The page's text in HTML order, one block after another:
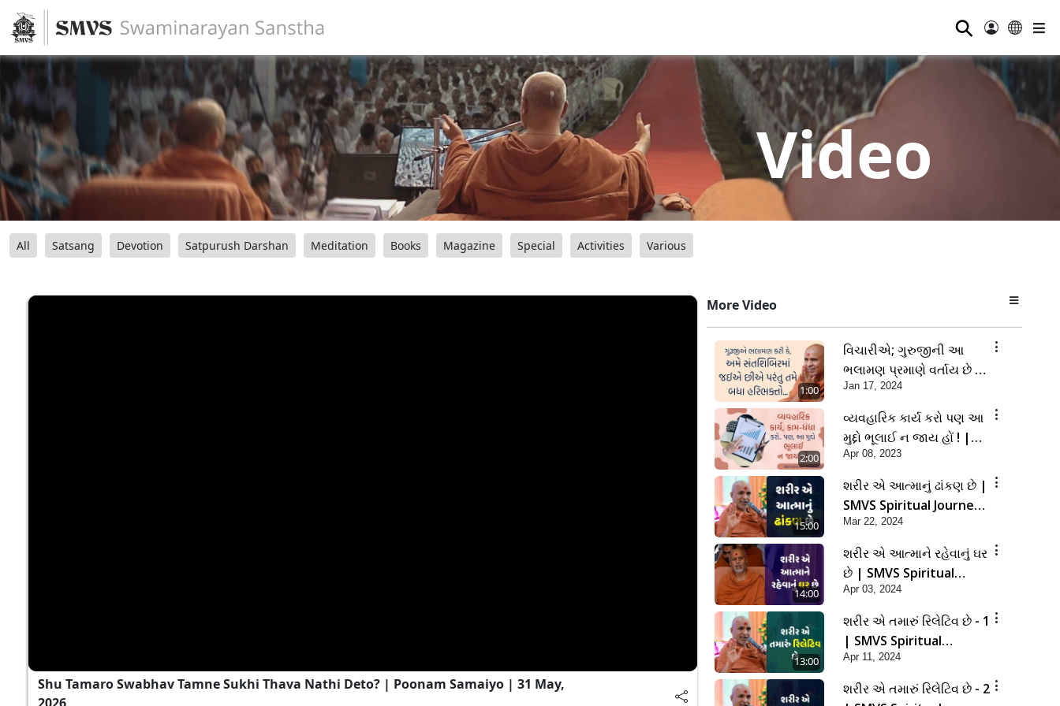
⚲
Video
All Satsang Devotion Satpurush Darshan Meditation Books Magazine Special Activities Various
Shu Tamaro Swabhav Tamne Sukhi Thava Nathi Deto? | Poonam Samaiyo | 31 May,
More Video
1:00
વિચારીએ; ગુરુજીની આ
ભલામણ પ્રમાણે વર્તાય છે ?
| SMVS Spiritual
Journey
Jan 17, 2024
2:00
વ્યવહારિક કાર્ય કરો પણ આ
મુદ્દો ભૂલાઈ ન જાય હોં ! |
Sankalp Sabha Saar
03/03/2023 | SMVS |
2023
Apr 08, 2023
15:00
શરીર એ આત્માનું ઢાંકણ છે |
SMVS Spiritual Journey
| Anadimukta Gyan
Mar 22, 2024
14:00
શરીર એ આત્માને રહેવાનું ઘર
છે | SMVS Spiritual
Journey | Anadimukta
Gyan
Apr 03, 2024
13:00
શરીર એ તમારું રિલેટિવ છે - 1
| SMVS Spiritual
Journey | Anadimukta
Gyan
Apr 11, 2024
શરીર એ તમારું રિલેટિવ છે - 2